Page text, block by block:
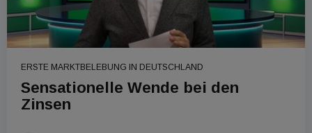
ERSTE MARKTBELEBUNG IN DEUTSCHLAND
Sensationelle Wende bei den
Zinsen